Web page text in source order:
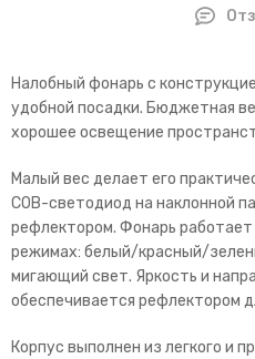
Налобный фонарь с
удобной посадки. Бюджетная
хорошее освещение
Малый вес делает его
СОВ-светодиод на наклонной
рефлектором. Фонарь работает
режимах: белый/красный/
мигающий свет. Яркость и
обеспечивается рефлектором
Корпус выполнен из легкого и